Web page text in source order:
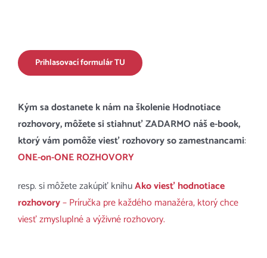
Prihlasovací formulár TU
Kým sa dostanete k nám na školenie Hodnotiace
rozhovory, môžete si stiahnuť ZADARMO náš e-book,
ktorý vám pomôže viesť rozhovory so zamestnancami:
ONE-on-ONE ROZHOVORY
resp. si môžete zakúpiť knihuAko viesť hodnotiace
rozhovory– Príručka pre každého manažéra, ktorý chce
viesť zmysluplné a výživné rozhovory.